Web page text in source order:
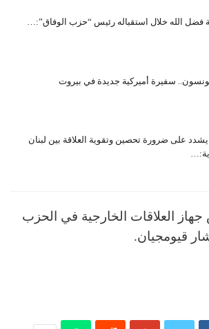
فضل الله خلال استقباله رئيس “حزب الوفاق”:…
سفيرة أميركية جديدة في بيروت
يشدد على ضرورة تحصين وتقوية العلاقة بين لبنان
العلاقات الخارجية في الحزب
قيومجيان.